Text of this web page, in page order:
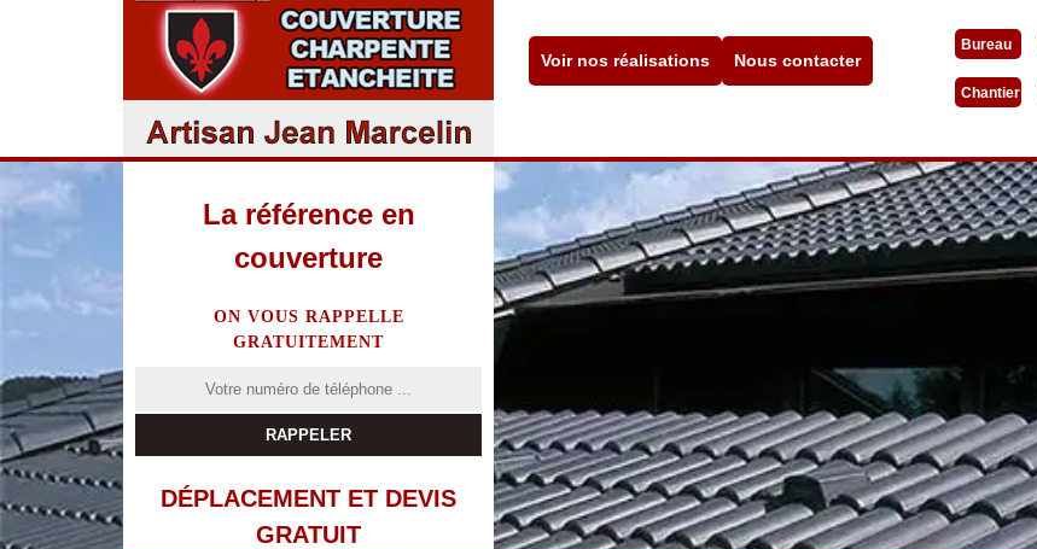
Voir nos réalisations Nous contacter
Bureau
Chantier
La référence en
couverture
ON VOUS RAPPELLE
GRATUITEMENT
DÉPLACEMENT ET DEVIS
GRATUIT